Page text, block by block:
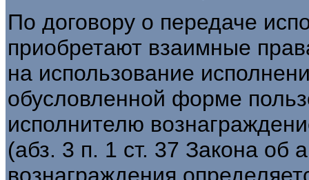
По договору о передаче
приобретают взаимные
на использование
обусловленной форме
исполнителю
(абз. 3 п. 1 ст. 37 Закона об
вознаграждения